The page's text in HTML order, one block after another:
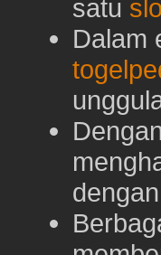
satu
Dalam